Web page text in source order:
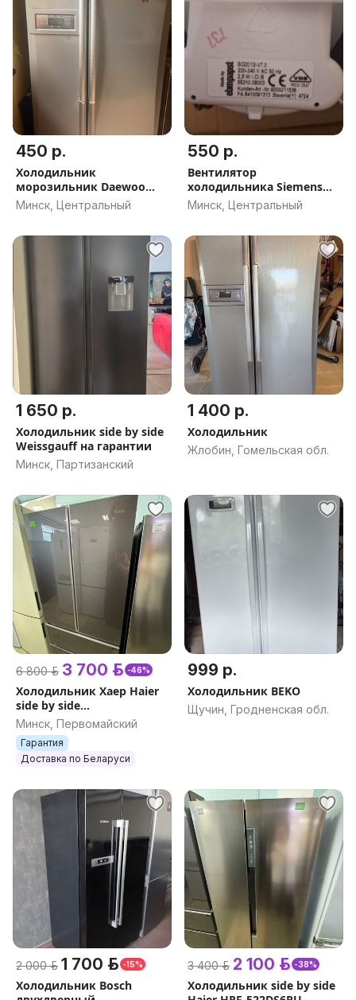
450 р.
Холодильник
морозильник Daewoo
FRS-2021 IAL
Минск, Центральный
550 р.
Вентилятор
холодильника Siemens
Bosch Код 00669430
Минск, Центральный
1 650 р.
Холодильник side by side
Weissgauff на гарантии
Минск, Партизанский
1 400 р.
Холодильник
Жлобин, Гомельская обл.
6 800 р. 3 700 р. -46%
Холодильник Хаер Haier
side by side
HB18FGSAAARU
Минск, Первомайский
Гарантия
Доставка по Беларуси
999 р.
Холодильник BEKO
Щучин, Гродненская обл.
2 000 р. 1 700 р. -15%
Холодильник Bosch
3 400 р. 2 100 р. -38%
Холодильник side by side